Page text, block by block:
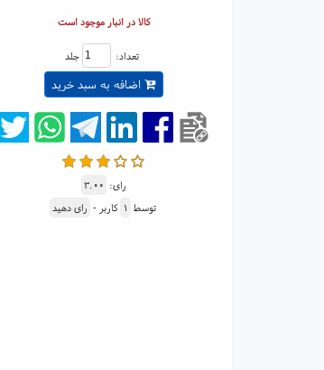
کالا در انبار موجود است
تعداد: جلد
اضافه به سبد خرید
رای: ۳.۰۰
توسط ۱ کاربر - رای دهید